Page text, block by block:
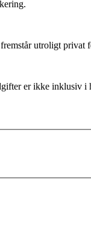
utroligt privat
er ikke inklusiv